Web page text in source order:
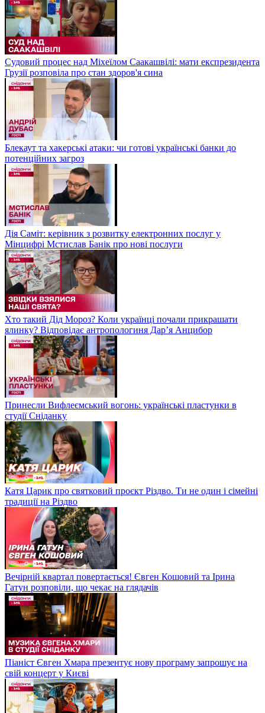
Судовий процес над Міхеїлом Саакашвілі: мати експрезидента
Грузії розповіла про стан здоров'я сина
Блекаут та хакерські атаки: чи готові українські банки до
потенційних загроз
Дія Саміт: керівник з розвитку електронних послуг у
Мінцифрі Мстислав Банік про нові послуги
Хто такий Дід Мороз? Коли українці почали прикрашати
ялинку? Відповідає антропологиня Дарʼя Анцибор
Принесли Вифлеємський вогонь: українські пластунки в
студії Сніданку
Катя Царик про святковий проєкт Різдво. Ти не один і сімейні
традиції на Різдво
Вечірній квартал повертається! Євген Кошовий та Ірина
Гатун розповіли, що чекає на глядачів
Піаніст Євген Хмара презентує нову програму запрошує на
свій концерт у Києві